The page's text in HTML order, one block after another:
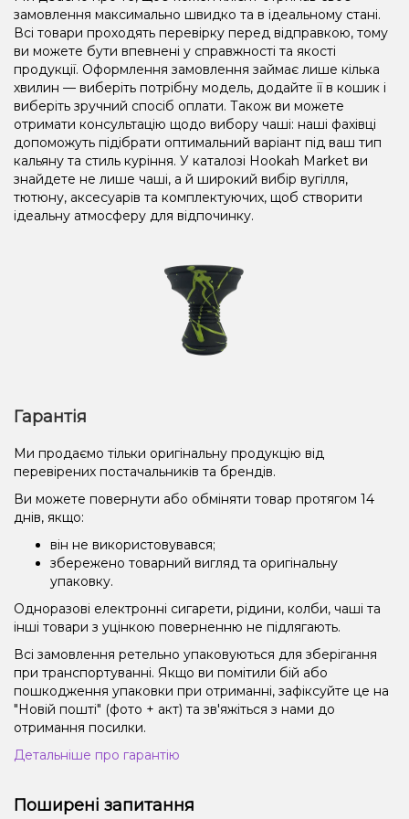
замовлення максимально швидко та в ідеальному стані.
Всі товари проходять перевірку перед відправкою, тому
ви можете бути впевнені у справжності та якості
продукції. Оформлення замовлення займає лише кілька
хвилин — виберіть потрібну модель, додайте її в кошик і
виберіть зручний спосіб оплати. Також ви можете
отримати консультацію щодо вибору чаші: наші фахівці
допоможуть підібрати оптимальний варіант під ваш тип
кальяну та стиль куріння. У каталозі Hookah Market ви
знайдете не лише чаші, а й широкий вибір вугілля,
тютюну, аксесуарів та комплектуючих, щоб створити
ідеальну атмосферу для відпочинку.
Гарантія
Ми продаємо тільки оригінальну продукцію від
перевірених постачальників та брендів.
Ви можете повернути або обміняти товар протягом 14
днів, якщо:
він не використовувався;
збережено товарний вигляд та оригінальну
упаковку.
Одноразові електронні сигарети, рідини, колби, чаші та
інші товари з уцінкою поверненню не підлягають.
Всі замовлення ретельно упаковуються для зберігання
при транспортуванні. Якщо ви помітили бій або
пошкодження упаковки при отриманні, зафіксуйте це на
"Новій пошті" (фото + акт) та зв'яжіться з нами до
отримання посилки.
Детальніше про гарантію
Поширені запитання